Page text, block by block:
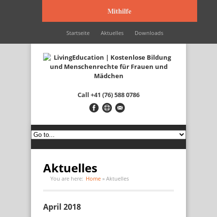
Mithilfe
Startseite Aktuelles Downloads
Wir werden unterstützt durch… Kontakt Italiano
Français
Call +41 (76) 588 0786
Aktuelles
You are here: Home » Aktuelles
April 2018